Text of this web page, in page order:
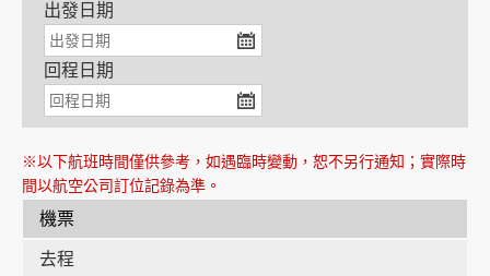
創造旅遊
出發日期
回程日期
※以下航班時間僅供參考，如遇臨時變動，恕不另行通知；實際時
間以航空公司訂位記錄為準。
機票
去程